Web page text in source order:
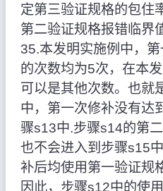
定第三验证规格的包住
第二验证规格报错临界
35.本发明实施例中，
的次数均为5次，在本
可以是其他次数。也就
中，第一次修补没有达
骤s13中.步骤s14的第
也不会进入到步骤s15
补后均使用第一验证规
因此，步骤s12中的使